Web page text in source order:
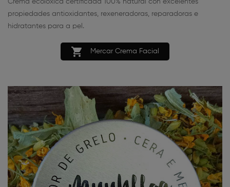
Crema ecolóxica certificada 100% natural con excelentes
propiedades antioxidantes, rexeneradoras, reparadoras e
hidratantes para a pel.
 Mercar Crema Facial